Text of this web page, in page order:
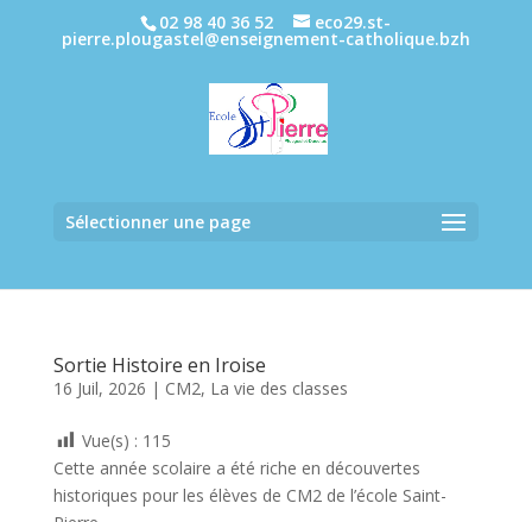
02 98 40 36 52 eco29.st-
pierre.plougastel@enseignement-catholique.bzh
Sélectionner une page
Sortie Histoire en Iroise
16 Juil, 2026 | CM2, La vie des classes
Vue(s) : 115
Cette année scolaire a été riche en découvertes
historiques pour les élèves de CM2 de l’école Saint-